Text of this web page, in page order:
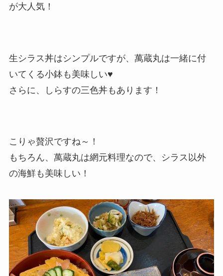
が大人気！
生シラス丼はシンプルですが、萬蔵丸は一緒に付
いてくる小鉢も美味しい♥
さらに、しらすの三色丼もあります！
こりゃ贅沢ですね～！
もちろん、萬蔵丸は網元料理なので、シラス以外
の海鮮も美味しい！